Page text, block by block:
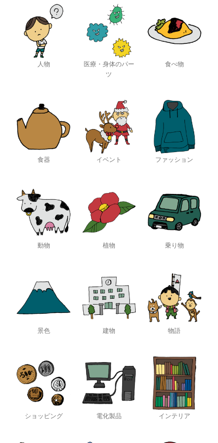
人物
医療・身体のパー
ツ
食べ物
食器 イベント ファッション
動物 植物 乗り物
景色 建物 物語
ショッピング 電化製品 インテリア